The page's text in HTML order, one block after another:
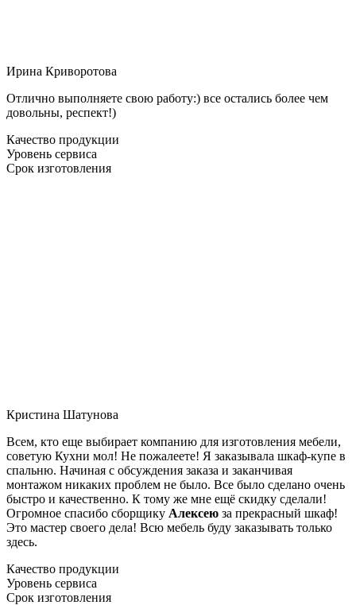
Ирина Криворотова
Отлично выполняете свою работу:) все остались более чем
довольны, респект!)
Качество продукции
Уровень сервиса
Срок изготовления
Кристина Шатунова
Всем, кто еще выбирает компанию для изготовления мебели,
советую Кухни мол! Не пожалеете! Я заказывала шкаф-купе в
спальню. Начиная с обсуждения заказа и заканчивая
монтажом никаких проблем не было. Все было сделано очень
быстро и качественно. К тому же мне ещё скидку сделали!
Огромное спасибо сборщику Алексею за прекрасный шкаф!
Это мастер своего дела! Всю мебель буду заказывать только
здесь.
Качество продукции
Уровень сервиса
Срок изготовления